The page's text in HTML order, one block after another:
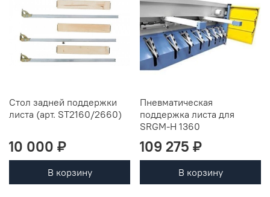
Стол задней поддержки
листа (арт. ST2160/2660)
10 000 ₽
В корзину
Пневматическая
поддержка листа для
SRGM-H 1360
109 275 ₽
В корзину